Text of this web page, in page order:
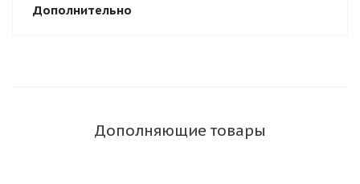
Дополнительно
Дополняющие товары